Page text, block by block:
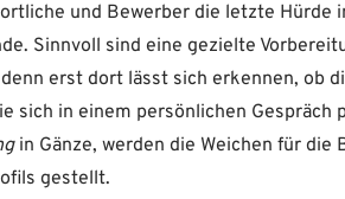
und Bewerber die letzte Hürde
Sinnvoll sind eine gezielte
erst dort lässt sich erkennen, ob
sich in einem persönlichen Gespräch
in Gänze, werden die Weichen für die
gestellt.